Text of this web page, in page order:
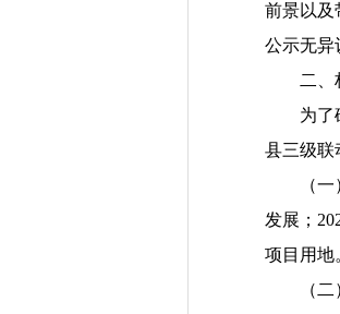
前景以及
公示无异
二、
为了
县三级联
（
发展 ；
项目用地
（